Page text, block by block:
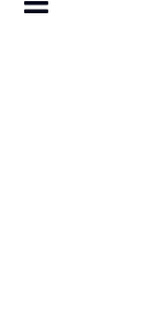
Toggle